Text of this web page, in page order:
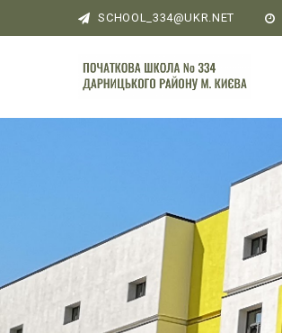
SCHOOL_334@UKR.NET